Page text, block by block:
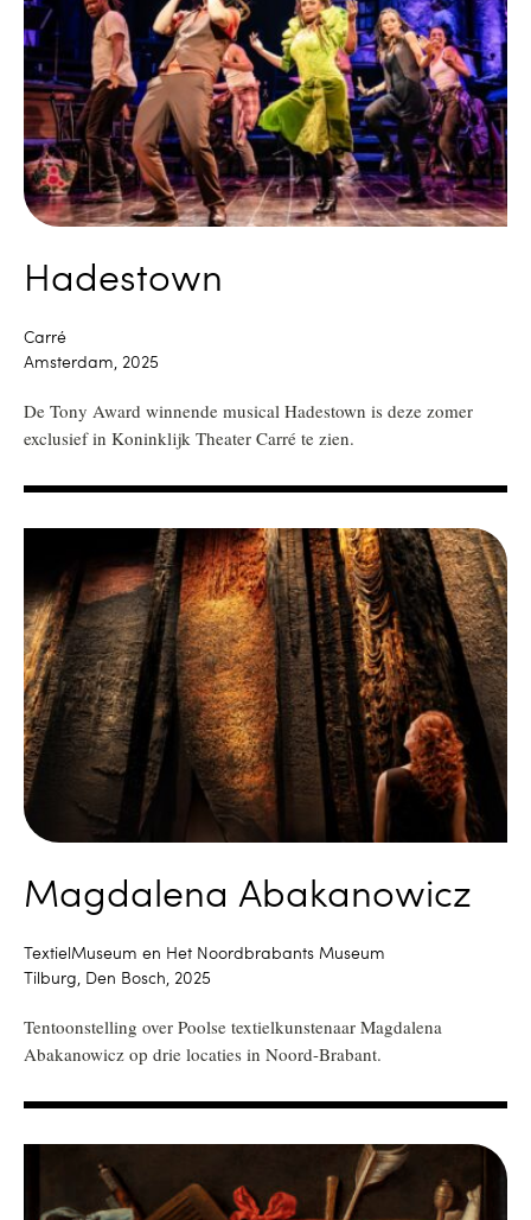
Hadestown
Carré
Amsterdam, 2025
De Tony Award winnende musical Hadestown is deze zomer
exclusief in Koninklijk Theater Carré te zien.
Magdalena Abakanowicz
TextielMuseum en Het Noordbrabants Museum
Tilburg, Den Bosch, 2025
Tentoonstelling over Poolse textielkunstenaar Magdalena
Abakanowicz op drie locaties in Noord-Brabant.